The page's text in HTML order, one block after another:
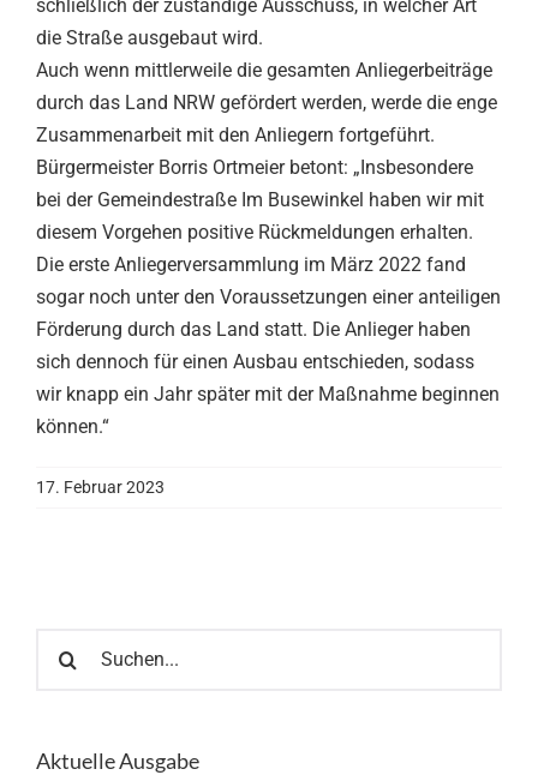
schließlich der zuständige Ausschuss, in welcher Art
die Straße ausgebaut wird.
Auch wenn mittlerweile die gesamten Anliegerbeiträge
durch das Land NRW gefördert werden, werde die enge
Zusammenarbeit mit den Anliegern fortgeführt.
Bürgermeister Borris Ortmeier betont: „Insbesondere
bei der Gemeindestraße Im Busewinkel haben wir mit
diesem Vorgehen positive Rückmeldungen erhalten.
Die erste Anliegerversammlung im März 2022 fand
sogar noch unter den Voraussetzungen einer anteiligen
Förderung durch das Land statt. Die Anlieger haben
sich dennoch für einen Ausbau entschieden, sodass
wir knapp ein Jahr später mit der Maßnahme beginnen
können.“
17. Februar 2023
nach:
Aktuelle Ausgabe